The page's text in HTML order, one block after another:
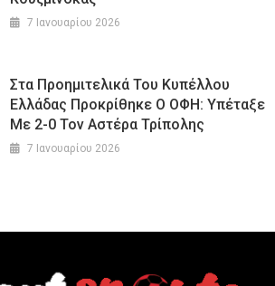
7 Ιανουαρίου 2026
Στα Προημιτελικά Του Κυπέλλου
Ελλάδας Προκρίθηκε Ο ΟΦΗ: Υπέταξε
Με 2-0 Τον Αστέρα Τρίπολης
7 Ιανουαρίου 2026